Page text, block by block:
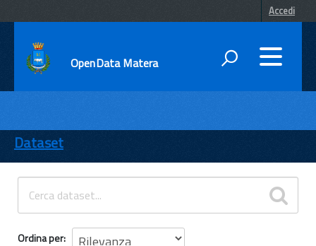
Accedi
OpenData Matera
ENTI
TEMI
INFORMAZIONI
Dataset
Ordina per